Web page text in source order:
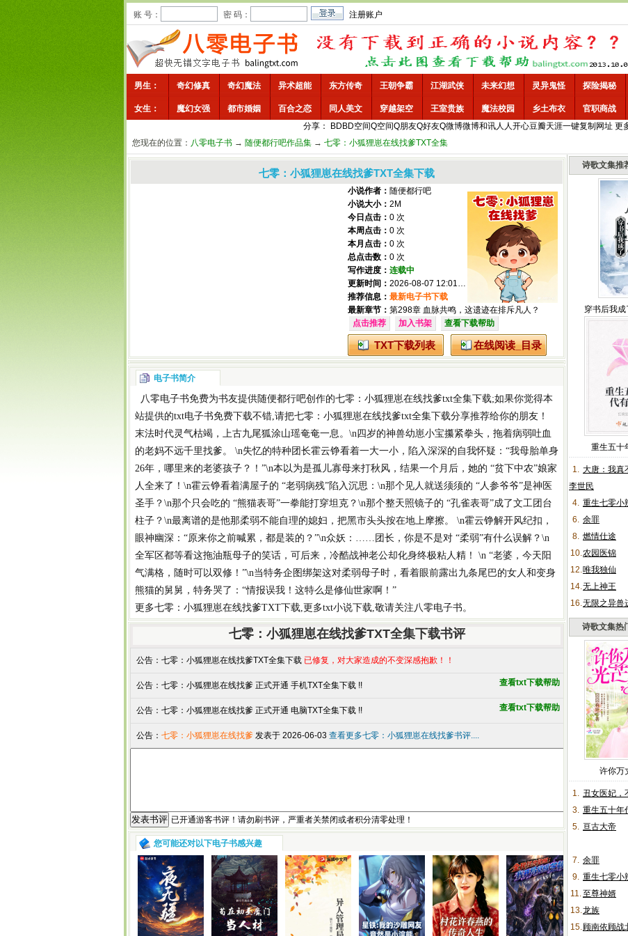
账 号： 密 码： 注册账户
男生： 奇幻修真 奇幻魔法 异术超能 东方传奇 王朝争霸 江湖武侠 未来幻想 灵异鬼怪 探险揭秘
女生： 魔幻女强 都市婚姻 百合之恋 同人美文 穿越架空 王室贵族 魔法校园 乡土布衣 官职商战
分享：
BD BD空间Q空间Q朋友Q好友Q微博微博和讯人人开心豆瓣天涯一键复制网址 更
您现在的位置： 八零电子书 → 随便都行吧作品集 → 七零：小狐狸崽在线找爹TXT全集
七零：小狐狸崽在线找爹TXT全集下载
小说作者： 随便都行吧
小说大小： 2M
今日点击： 0 次
本周点击： 0 次
本月点击： 0 次
总点击数： 0 次
写作进度： 连载中
更新时间： 2026-08-07 12:01:38
推荐信息： 最新电子书下载
最新章节： 第298章 血脉共鸣，这遗迹在排斥凡人？
点击推荐
加入书架 查看下载帮助
TXT下载列表 在线阅读_目录
电子书简介
八零电子书免费为书友提供随便都行吧创作的七零：小狐狸崽在线找爹txt全集下载;如果你觉得本
站提供的txt电子书免费下载不错,请把七零：小狐狸崽在线找爹txt全集下载分享推荐给你的朋友！
末法时代灵气枯竭，上古九尾狐涂山瑶奄奄一息。\n四岁的神兽幼崽小宝攥紧拳头，拖着病弱吐血
的老妈不远千里找爹。 \n失忆的特种团长霍云铮看着一大一小，陷入深深的自我怀疑：“我母胎单身
26年，哪里来的老婆孩子？！”\n本以为是孤儿寡母来打秋风，结果一个月后，她的 “贫下中农”娘家
人全来了！\n霍云铮看着满屋子的 “老弱病残”陷入沉思：\n那个见人就送须须的 “人参爷爷”是神医
圣手？\n那个只会吃的 “熊猫表哥”一拳能打穿坦克？\n那个整天照镜子的 “孔雀表哥”成了文工团台
柱子？\n最离谱的是他那柔弱不能自理的媳妇，把黑市头头按在地上摩擦。 \n霍云铮解开风纪扣，
眼神幽深：“原来你之前喊累，都是装的？”\n众妖：……团长，你是不是对 “柔弱”有什么误解？\n
全军区都等看这拖油瓶母子的笑话，可后来，冷酷战神老公却化身终极粘人精！ \n “老婆，今天阳
气满格，随时可以双修！”\n当特务企图绑架这对柔弱母子时，看着眼前露出九条尾巴的女人和变身
熊猫的舅舅，特务哭了：“情报误我！这特么是修仙世家啊！”
更多七零：小狐狸崽在线找爹TXT下载,更多txt小说下载,敬请关注八零电子书。
七零：小狐狸崽在线找爹TXT全集下载书评
公告： 七零：小狐狸崽在线找爹TXT全集下载 已修复，对大家造成的不变深感抱歉！！
查看txt下载帮助
公告： 七零：小狐狸崽在线找爹 正式开通 手机TXT全集下载 !!
查看txt下载帮助
公告： 七零：小狐狸崽在线找爹 正式开通 电脑TXT全集下载 !!
公告： 七零：小狐狸崽在线找爹 发表于 2026-06-03 查看更多七零：小狐狸崽在线找爹书评....
已开通游客书评！请勿刷书评，严重者关禁闭或者积分清零处理！
您可能还对以下电子书感兴趣
诗歌文集推
穿书后我
重生五十
1. 大唐：我真
李世民
4. 重生七零小
6. 余罪
8. 燃情仕途
10.农园医锦
12.唯我独仙
14.无上神王
16.无限之异兽
诗歌文集热
许你万
1. 丑女医妃，
3. 重生五十年
5. 亘古大帝
7. 余罪
9. 重生七零小
11.至尊神婿
13.龙族
15.顾南依顾战